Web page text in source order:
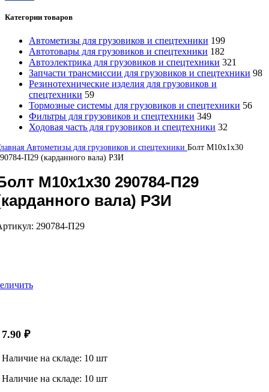
Категории товаров
Автометизы для грузовиков и спецтехники 199
Автотовары для грузовиков и спецтехники 182
Автоэлектрика для грузовиков и спецтехники 321
Запчасти трансмиссии для грузовиков и спецтехники 98
Резинотехнические изделия для грузовиков и
спецтехники 59
Тормозные системы для грузовиков и спецтехники 56
Фильтры для грузовиков и спецтехники 349
Ходовая часть для грузовиков и спецтехники 32
Автометизы для грузовиков и спецтехники Болт М10х1х30
П29 (карданного вала) РЗИ
М10х1х30 290784-П29
вала) РЗИ
290784-П29
7.90 ₽
Наличие на складе: 10 шт
Наличие на складе: 10 шт